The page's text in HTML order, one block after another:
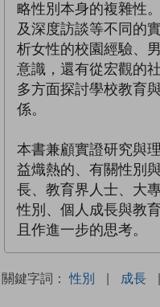
略性別本身的複雜性
及深度訪談等不同的
析女性的校園經驗、
意識，還有從宏觀的
多方面探討學校教育
係。
本書兼顧實證研究與
益熾熱的、有關性別
長、教育界人士、大
性別、個人成長與教
且作進一步的思考。
關鍵字詞：性別 | 成長 |